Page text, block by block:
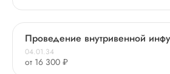
Проведение внутривенной
04.01.34
от 16 300 ₽